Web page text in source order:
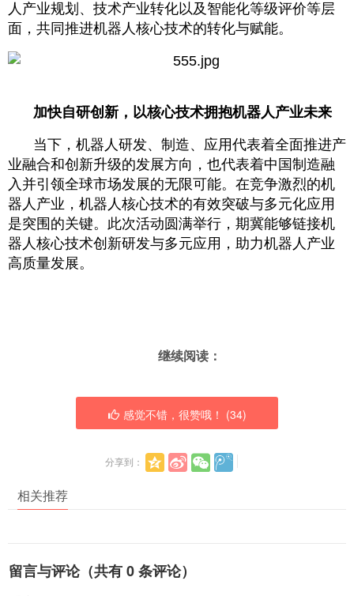
人产业规划、技术产业转化以及智能化等级评价等层
面，共同推进机器人核心技术的转化与赋能。
加快自研创新，以核心技术拥抱机器人产业未来
当下，机器人研发、制造、应用代表着全面推进产
业融合和创新升级的发展方向，也代表着中国制造融
入并引领全球市场发展的无限可能。在竞争激烈的机
器人产业，机器人核心技术的有效突破与多元化应用
是突围的关键。此次活动圆满举行，期冀能够链接机
器人核心技术创新研发与多元应用，助力机器人产业
高质量发展。
继续阅读：
感觉不错，很赞哦！ (34)
分享到：
相关推荐
留言与评论（共有0条评论）